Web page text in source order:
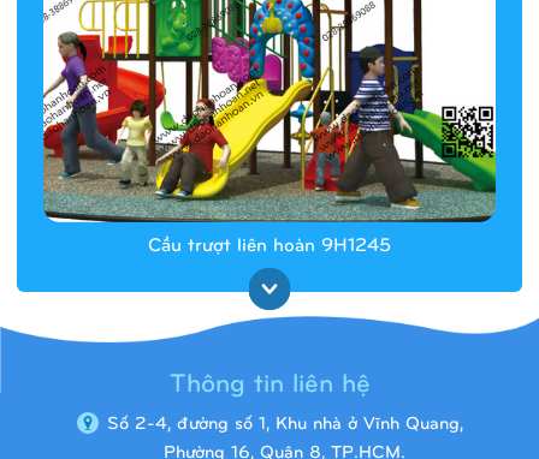
Cầu trượt liên hoàn 9H1245
Thông tin liên hệ
Số 2-4, đường số 1, Khu nhà ở Vĩnh Quang,
Phường 16, Quận 8, TP.HCM.